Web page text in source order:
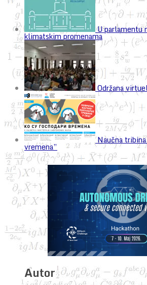
U parlamentu
klimatskim promenama
Održana
Naučna
vremena”
Autor